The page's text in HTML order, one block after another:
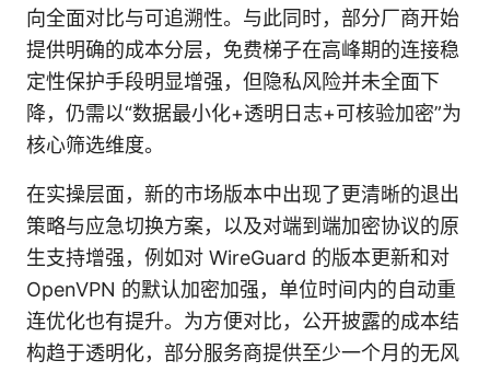
向全面对比与可追溯性。与此同时，部分厂商开始
提供明确的成本分层，免费梯子在高峰期的连接稳
定性保护手段明显增强，但隐私风险并未全面下
降，仍需以“数据最小化+透明日志+可核验加密”为
核心筛选维度。
在实操层面，新的市场版本中出现了更清晰的退出
策略与应急切换方案，以及对端到端加密协议的原
生支持增强，例如对 WireGuard 的版本更新和对
OpenVPN 的默认加密加强，单位时间内的自动重
连优化也有提升。为方便对比，公开披露的成本结
构趋于透明化，部分服务商提供至少一个月的无风